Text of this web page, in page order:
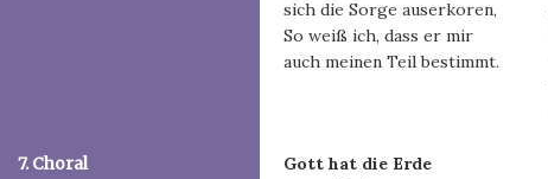
sich die Sorge auserkoren,
So weiß ich, dass er mir
auch meinen Teil bestimmt.
7. Choral
Gott hat die Erde